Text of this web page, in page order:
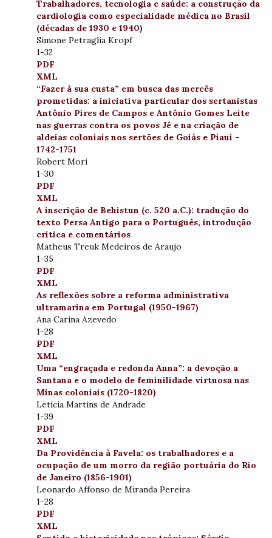
Trabalhadores, tecnologia e saúde: a construção da
cardiologia como especialidade médica no Brasil
(décadas de 1930 e 1940)
Simone Petraglia Kropf
1-32
PDF
XML
“Fazer à sua custa” em busca das mercês
prometidas: a iniciativa particular dos sertanistas
Antônio Pires de Campos e Antônio Gomes Leite
nas guerras contra os povos Jê e na criação de
aldeias coloniais nos sertões de Goiás e Piauí –
1742-1751
Robert Mori
1-30
PDF
XML
A inscrição de Behistun (c. 520 a.C.): tradução do
texto Persa Antigo para o Português, introdução
crítica e comentários
Matheus Treuk Medeiros de Araujo
1-35
PDF
XML
As reflexões sobre a reforma administrativa
ultramarina em Portugal (1950-1967)
Ana Carina Azevedo
1-28
PDF
XML
Uma “engraçada e redonda Anna”: a devoção a
Santana e o modelo de feminilidade virtuosa nas
Minas coloniais (1720-1820)
Letícia Martins de Andrade
1-39
PDF
XML
Da Providência à Favela: os trabalhadores e a
ocupação de um morro da região portuária do Rio
de Janeiro (1856-1901)
Leonardo Affonso de Miranda Pereira
1-28
PDF
XML